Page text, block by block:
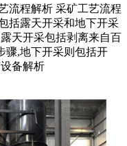
流程解析 采矿工艺流程
括露天开采和地下开采
天开采包括剥离来自百
骤,地下开采则包括开
备解析